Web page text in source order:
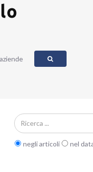
negli articoli nel